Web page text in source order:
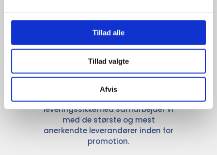
Tillad alle
Tillad valgte
Afvis
Stærke
leverandører
giver større
udvalg
For at sikre høj kvalitet og stor
leveringssikkerhed samarbejder vi
med de største og mest
anerkendte leverandører inden for
promotion.